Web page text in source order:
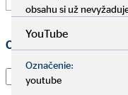
Ochrana osobných
Prečítal som si
tým, že
obsahu si už
YouTube
Označenie:
youtube